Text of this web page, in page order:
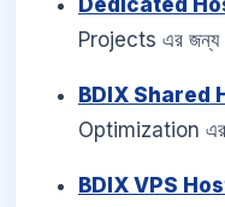
Dedicated
Projects এর জন্য
BDIX Shared
Optimization
BDIX VPS